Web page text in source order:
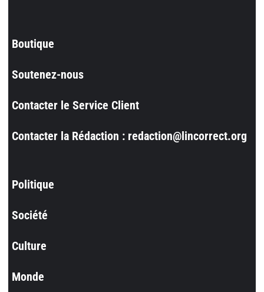
Boutique
Soutenez-nous
Contacter le Service Client
Contacter la Rédaction : redaction@lincorrect.org
Politique
Société
Culture
Monde